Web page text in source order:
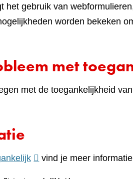
het gebruik van
worden bekeken
met
met de toegankelijkheid
(verwijst
vind je meer